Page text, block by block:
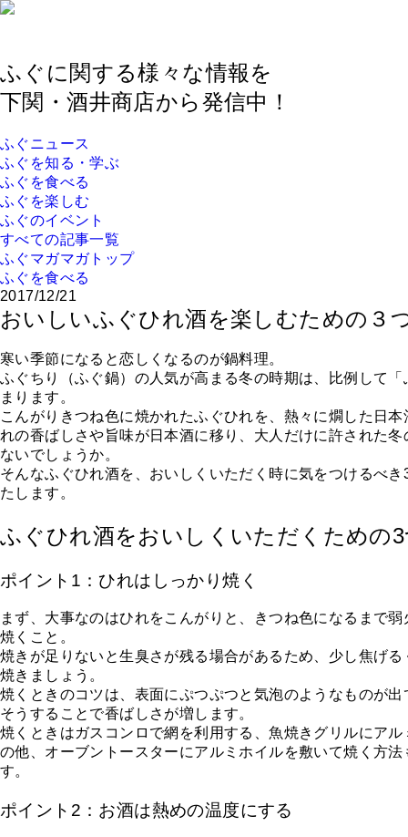
ふぐに関する様々な情報を
下関・酒井商店から発信中！
ふぐニュース
ふぐを知る・学ぶ
ふぐを食べる
ふぐを楽しむ
ふぐのイベント
すべての記事一覧
ふぐマガマガトップ
ふぐを食べる
2017/12/21
おいしいふぐひれ酒を楽しむための３
寒い季節になると恋しくなるのが鍋料理。
ふぐちり（ふぐ鍋）の人気が高まる冬の時期は、比例して
まります。
こんがりきつね色に焼かれたふぐひれを、熱々に燗した日
れの香ばしさや旨味が日本酒に移り、大人だけに許された
ないでしょうか。
そんなふぐひれ酒を、おいしくいただく時に気をつけるべ
たします。
ふぐひれ酒をおいしくいただくための
ポイント1：ひれはしっかり焼く
まず、大事なのはひれをこんがりと、きつね色になるまで
焼くこと。
焼きが足りないと生臭さが残る場合があるため、少し焦げ
焼きましょう。
焼くときのコツは、表面にぷつぷつと気泡のようなものが
そうすることで香ばしさが増します。
焼くときはガスコンロで網を利用する、魚焼きグリルにア
の他、オーブントースターにアルミホイルを敷いて焼く方
す。
ポイント2：お酒は熱めの温度にする